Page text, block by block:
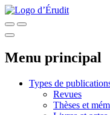
Menu principal
Types de
Revues
Thèses et